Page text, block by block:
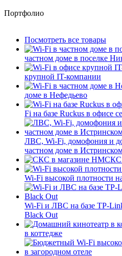
Портфолио
Посмотреть все товары
частном доме в поселке
крупной IT-компании
доме в Нефедьево
Fi на базе Ruckus в офисе
ЛВС, Wi-Fi, домофония и
частном доме в
СКС
Wi-Fi высокой плотности
Wi-Fi и ЛВС на базе TP-
Black Out
в коттедже